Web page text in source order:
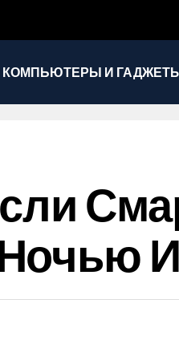
КОМПЬЮТЕРЫ И